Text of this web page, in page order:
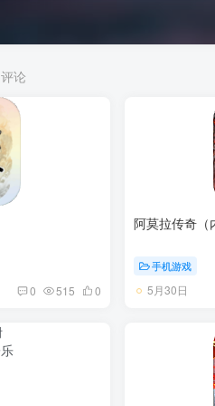
评论
0 515 0
阿莫拉传奇（
手机游戏
5月30日